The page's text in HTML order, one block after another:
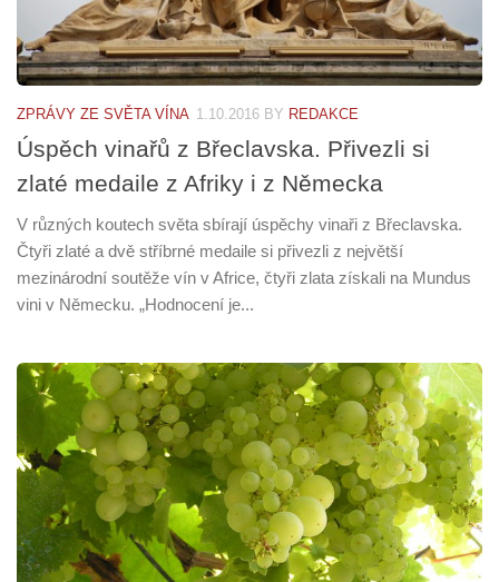
ZPRÁVY ZE SVĚTA VÍNA 1.10.2016 BY REDAKCE
Úspěch vinařů z Břeclavska. Přivezli si
zlaté medaile z Afriky i z Německa
V různých koutech světa sbírají úspěchy vinaři z Břeclavska.
Čtyři zlaté a dvě stříbrné medaile si přivezli z největší
mezinárodní soutěže vín v Africe, čtyři zlata získali na Mundus
vini v Německu. „Hodnocení je...